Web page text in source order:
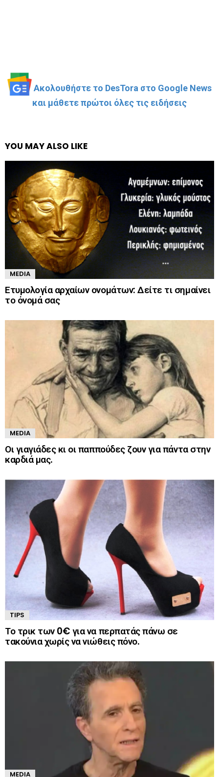
Ακολουθήστε το DesTora στο Google News
και μάθετε πρώτοι όλες τις ειδήσεις
YOU MAY ALSO LIKE
MEDIA
Ετυμολογία αρχαίων ονομάτων: Δείτε τι σημαίνει
το όνομά σας
MEDIA
Οι γιαγιάδες κι οι παππούδες ζουν για πάντα στην
καρδιά μας.
TIPS
Το τρικ των 0€ για να περπατάς πάνω σε
τακούνια χωρίς να νιώθεις πόνο.
MEDIA